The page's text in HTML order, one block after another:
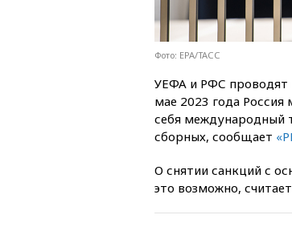
Фото: EPA/ТАСС
УЕФА и РФС проводят
мае 2023 года
себя международный
сборных, сообщает
О снятии санкций с
это возможно,